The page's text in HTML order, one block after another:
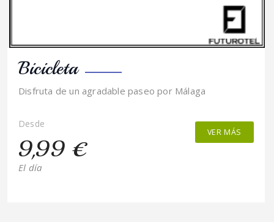
Bicicleta
Disfruta de un agradable paseo por Málaga
Desde
9,99 €
El día
VER MÁS